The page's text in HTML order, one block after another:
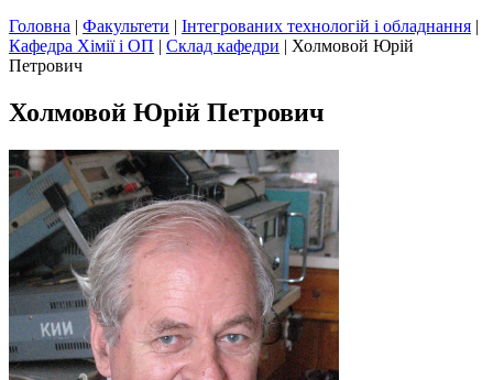
Головна | Факультети | Інтегрованих технологій і обладнання |
Кафедра Хімії і ОП | Склад кафедри | Холмовой Юрій
Петрович
Холмовой Юрій Петрович